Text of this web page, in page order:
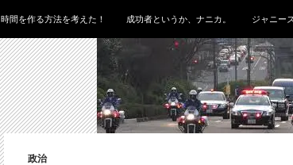
時間を作る方法を考えた！ 成功者というか、ナニカ。 ジャニー
政治